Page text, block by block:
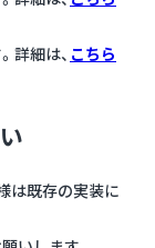
細は、 こちら
は既存の実装に